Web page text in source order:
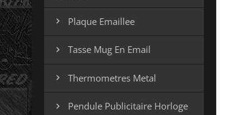
 Plaque Emaillee
 Tasse Mug En Email
 Thermometres Metal
 Pendule Publicitaire Horloge